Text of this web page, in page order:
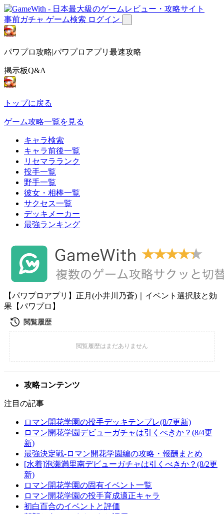
事前ガチャ ゲーム検索 ログイン
パワプロ攻略|パワプロアプリ最速攻略
掲示板Q&A
トップに戻る
ゲーム攻略一覧を見る
キャラ検索
キャラ前後一覧
リセマラランク
投手一覧
野手一覧
彼女・相棒一覧
サクセス一覧
デッキメーカー
最強ランキング
【パワプロアプリ】正月(小井川乃蒼)｜イベント選択肢と効
果【パワプロ】
攻略コンテンツ
注目の記事
ロマン開花学園の投手デッキテンプレ(8/7更新)
ロマン開花学園デビューガチャは引くべきか？(8/4更
新)
最強決定戦-ロマン開花学園編の攻略・報酬まとめ
[水着]泡瀬満里南デビューガチャは引くべきか？(8/2更
新)
ロマン開花学園の固有イベント一覧
ロマン開花学園の投手育成適正キャラ
初白百合のイベントと評価